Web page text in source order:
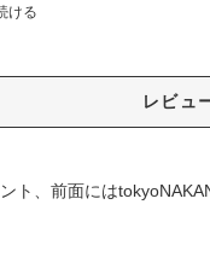
ける
レビュ
ト、前面には